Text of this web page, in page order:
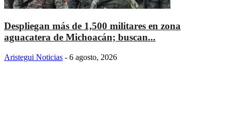
Despliegan más de 1,500 militares en zona
aguacatera de Michoacán; buscan...
Aristegui Noticias - 6 agosto, 2026